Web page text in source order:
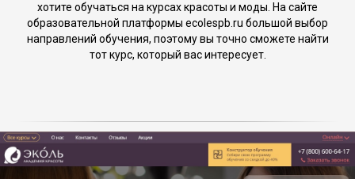
хотите обучаться на курсах красоты и моды. На сайте
образовательной платформы ecolespb.ru большой выбор
направлений обучения, поэтому вы точно сможете найти
тот курс, который вас интересует.